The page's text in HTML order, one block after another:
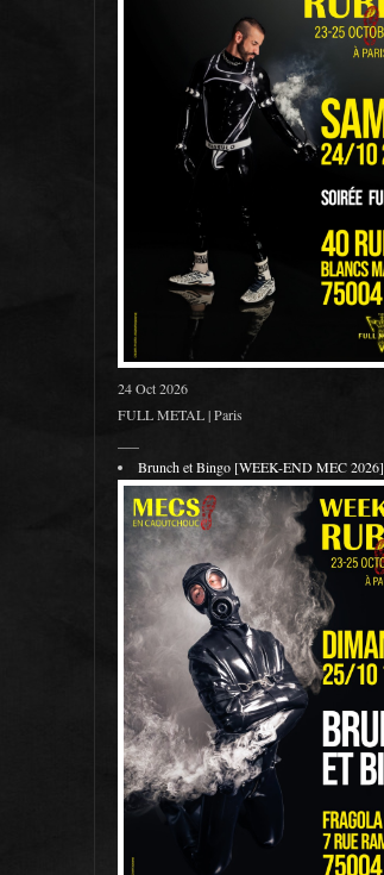
24 Oct 2026
FULL METAL | Paris
Brunch et Bingo [WEEK-END MEC 2026]